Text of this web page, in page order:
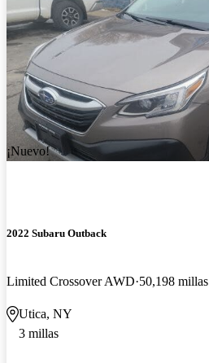
¡Nuevo!
2022 Subaru Outback
Limited Crossover AWD 50,198 millas
Utica, NY
3 millas